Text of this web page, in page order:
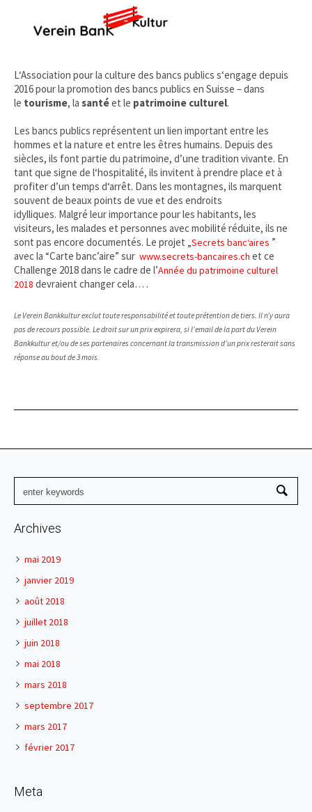
L‘Association pour la culture des bancs publics s‘engage depuis
2016 pour la promotion des bancs publics en Suisse – dans
le tourisme, lasantéet le patrimoine culturel.
Les bancs publics représentent un lien important entre les
hommes et la nature et entre les êtres humains. Depuis des
siècles, ils font partie du patrimoine, d’une tradition vivante. En
tant que signe de l‘hospitalité, ils invitent à prendre place et à
profiter d’un temps d‘arrêt. Dans les montagnes, ils marquent
souvent de beaux points de vue et des endroits
idylliques. Malgré leur importance pour les habitants, les
visiteurs, les malades et personnes avec mobilité réduite, ils ne
sont pas encore documentés. Le projet „Secrets banc‘aires ”
avec la “Carte banc’aire” surwww.secrets-bancaires.ch et ce
Challenge 2018 dans le cadre de l’Année du patrimoine culturel
2018 devraient changer cela… .
Le Verein Bankkultur exclut toute responsabilité et toute prétention de tiers. Il n’y aura
pas de recours possible. Le droit sur un prix expirera, si l’email de la part du Verein
Bankkultur et/ou de ses partenaires concernant la transmission d’un prix resterait sans
réponse au bout de 3 mois.
Archives
mai 2019
janvier 2019
août 2018
juillet 2018
juin 2018
mai 2018
mars 2018
septembre 2017
mars 2017
février 2017
Meta